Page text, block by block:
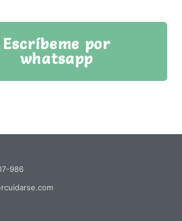
Escríbeme por
whatsapp
986